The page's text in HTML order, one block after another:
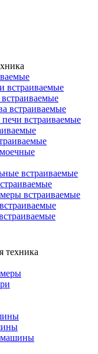
встраиваемые
встраиваемые
встраиваемые
встраиваемые
встраиваемые
техника
машины